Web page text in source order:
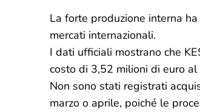
La forte produzione interna
mercati internazionali.
I dati ufficiali mostrano che
costo di 3,52 milioni di euro
Non sono stati registrati
marzo o aprile, poiché le